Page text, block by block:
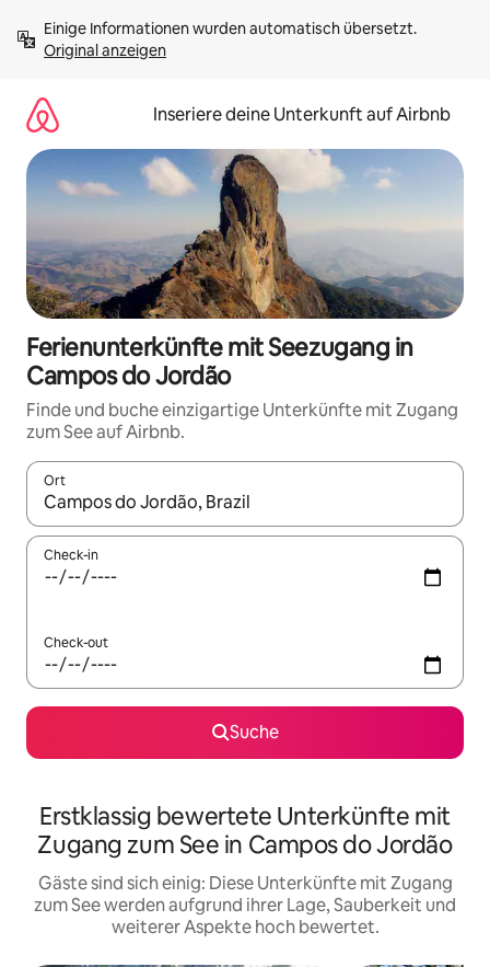
Inhalten
springenOriginal anzeigen
Inseriere deine Unterkunft auf Airbnb
Ferienunterkünfte mit Seezugang in
Campos do Jordão
Finde und buche einzigartige Unterkünfte mit Zugang
zum See auf Airbnb.
Ort
Wenn Ergebnisse verfügbar sind, navigiere mit den
Check-in
Check-out
Suche
Erstklassig bewertete Unterkünfte mit
Zugang zum See in Campos do Jordão
Gäste sind sich einig: Diese Unterkünfte mit Zugang
zum See werden aufgrund ihrer Lage, Sauberkeit und
weiterer Aspekte hoch bewertet.